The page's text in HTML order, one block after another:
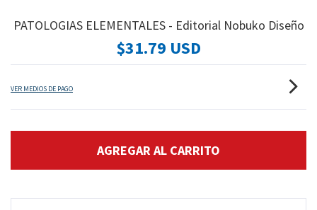
PATOLOGIAS ELEMENTALES - Editorial Nobuko Diseño
$31.79 USD
VER MEDIOS DE PAGO